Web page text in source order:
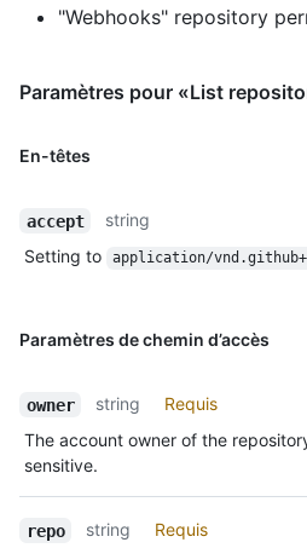
"Webhooks" repository
Paramètres pour «List
En-têtes
accept
string
Setting to
application/
Paramètres de chemin d’accès
owner string
Requis
The account owner of the
sensitive.
repo string
Requis